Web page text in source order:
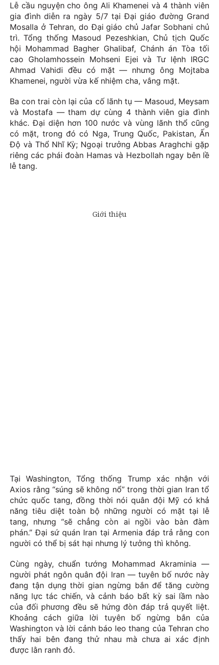
Lễ cầu nguyện cho ông Ali Khamenei và 4 thành viên
gia đình diễn ra ngày 5/7 tại Đại giáo đường Grand
Mosalla ở Tehran, do Đại giáo chủ Jafar Sobhani chủ
trì. Tổng thống Masoud Pezeshkian, Chủ tịch Quốc
hội Mohammad Bagher Ghalibaf, Chánh án Tòa tối
cao Gholamhossein Mohseni Ejei và Tư lệnh IRGC
Ahmad Vahidi đều có mặt — nhưng ông Mojtaba
Khamenei, người vừa kế nhiệm cha, vắng mặt.
Ba con trai còn lại của cố lãnh tụ — Masoud, Meysam
và Mostafa — tham dự cùng 4 thành viên gia đình
khác. Đại diện hơn 100 nước và vùng lãnh thổ cũng
có mặt, trong đó có Nga, Trung Quốc, Pakistan, Ấn
Độ và Thổ Nhĩ Kỳ; Ngoại trưởng Abbas Araghchi gặp
riêng các phái đoàn Hamas và Hezbollah ngay bên lề
lễ tang.
Tại Washington, Tổng thống Trump xác nhận với
Axios rằng “súng sẽ không nổ” trong thời gian Iran tổ
chức quốc tang, đồng thời nói quân đội Mỹ có khả
năng tiêu diệt toàn bộ những người có mặt tại lễ
tang, nhưng “sẽ chẳng còn ai ngồi vào bàn đàm
phán.” Đại sứ quán Iran tại Armenia đáp trả rằng con
người có thể bị sát hại nhưng lý tưởng thì không.
Cùng ngày, chuẩn tướng Mohammad Akraminia —
người phát ngôn quân đội Iran — tuyên bố nước này
đang tận dụng thời gian ngừng bắn để tăng cường
năng lực tác chiến, và cảnh báo bất kỳ sai lầm nào
của đối phương đều sẽ hứng đòn đáp trả quyết liệt.
Khoảng cách giữa lời tuyên bố ngừng bắn của
Washington và lời cảnh báo leo thang của Tehran cho
thấy hai bên đang thử nhau mà chưa ai xác định
được lằn ranh đỏ.